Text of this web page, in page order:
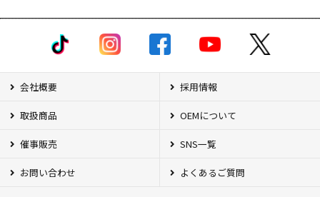
会社概要 採用情報
取扱商品 OEMについて
催事販売 SNS一覧
お問い合わせ よくあるご質問